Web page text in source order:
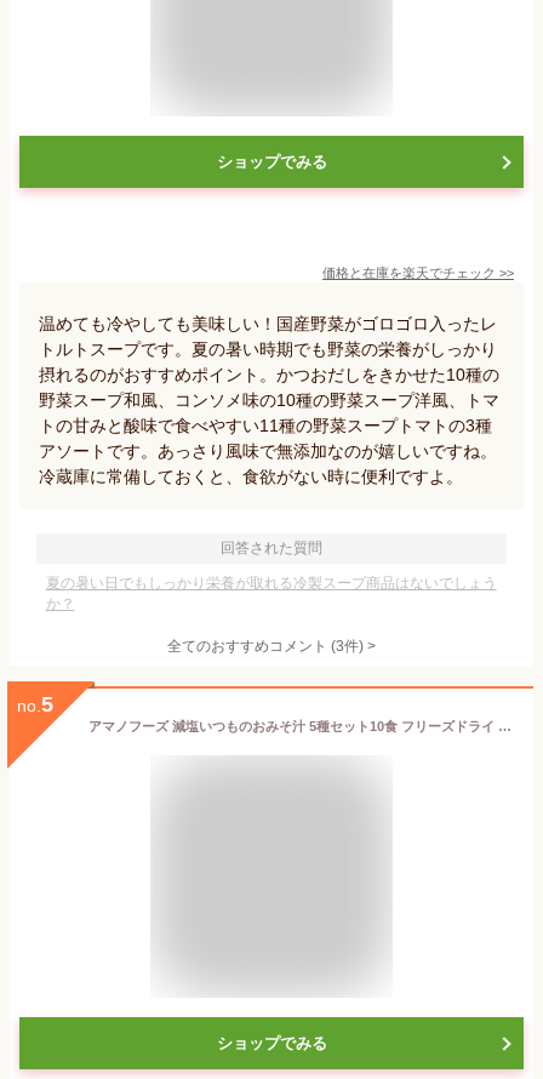
ショップでみる
価格と在庫を楽天でチェック >>
温めても冷やしても美味しい！国産野菜がゴロゴロ入ったレ
トルトスープです。夏の暑い時期でも野菜の栄養がしっかり
摂れるのがおすすめポイント。かつおだしをきかせた10種の
野菜スープ和風、コンソメ味の10種の野菜スープ洋風、トマ
トの甘みと酸味で食べやすい11種の野菜スープトマトの3種
アソートです。あっさり風味で無添加なのが嬉しいですね。
冷蔵庫に常備しておくと、食欲がない時に便利ですよ。
回答された質問
夏の暑い日でもしっかり栄養が取れる冷製スープ商品はないでしょう
か？
全てのおすすめコメント (3件) >
no. 5
アマノフーズ 減塩いつものおみそ汁 5種セット10食 フリーズドライ 味噌汁 インスタント レトルト 食品
ショップでみる